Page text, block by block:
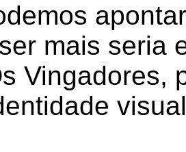
mais seria
Vingadores,